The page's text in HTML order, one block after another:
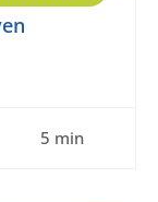
5 min